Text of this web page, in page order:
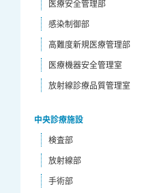
医療安全管理部
感染制御部
高難度新規医療管理部
医療機器安全管理室
放射線診療品質管理室
中央診療施設
検査部
放射線部
手術部